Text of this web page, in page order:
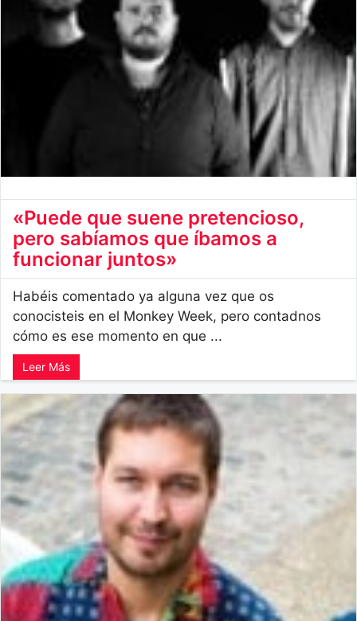
«Puede que suene pretencioso,
pero sabíamos que íbamos a
funcionar juntos»
Habéis comentado ya alguna vez que os
conocisteis en el Monkey Week, pero contadnos
cómo es ese momento en que ...
Leer Más